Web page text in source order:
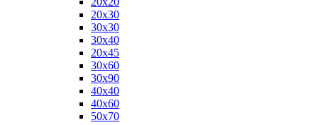
20х30
30х30
30х40
20х45
30х60
30х90
40х40
40х60
50х70